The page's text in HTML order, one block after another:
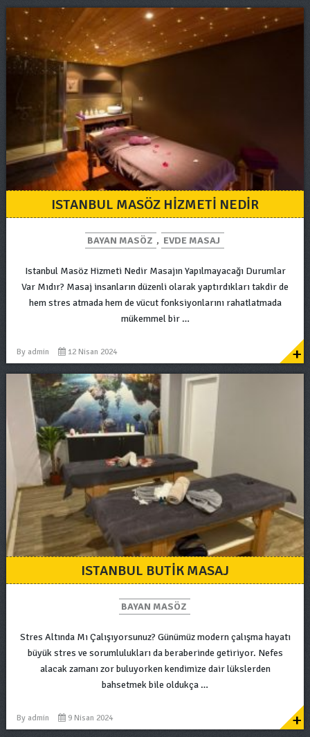
ISTANBUL MASÖZ HIZMETI NEDIR
BAYAN MASÖZ , EVDE MASAJ
Istanbul Masöz Hizmeti Nedir Masajın Yapılmayacağı Durumlar
Var Mıdır? Masaj insanların düzenli olarak yaptırdıkları takdir de
hem stres atmada hem de vücut fonksiyonlarını rahatlatmada
mükemmel bir …
By admin 12 Nisan 2024 +
ISTANBUL BUTIK MASAJ
BAYAN MASÖZ
Stres Altında Mı Çalışıyorsunuz? Günümüz modern çalışma hayatı
büyük stres ve sorumlulukları da beraberinde getiriyor. Nefes
alacak zamanı zor buluyorken kendimize dair lükslerden
bahsetmek bile oldukça …
By admin 9 Nisan 2024 +